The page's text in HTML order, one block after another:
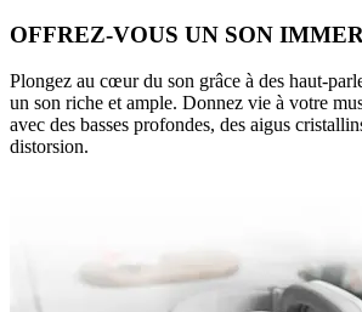
OFFREZ-VOUS UN SON
Plongez au cœur du son grâce à des haut-
un son riche et ample. Donnez vie à votre
avec des basses profondes, des aigus
distorsion.